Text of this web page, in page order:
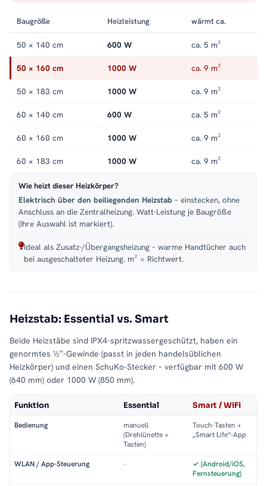
Baugröße Heizleistung wärmt ca.
50 × 140 cm 600 W ca. 5 m²
50 × 160 cm 1000 W ca. 9 m²
50 × 183 cm 1000 W ca. 9 m²
60 × 140 cm 600 W ca. 5 m²
60 × 160 cm 1000 W ca. 9 m²
60 × 183 cm 1000 W ca. 9 m²
Wie heizt dieser Heizkörper?
Elektrisch über den beiliegenden Heizstab – einstecken, ohne
Anschluss an die Zentralheizung. Watt-Leistung je Baugröße
(Ihre Auswahl ist markiert).
Ideal als Zusatz-/Übergangsheizung – warme Handtücher auch
bei ausgeschalteter Heizung. m² = Richtwert.
Heizstab: Essential vs. Smart
Beide Heizstäbe sind IPX4-spritzwassergeschützt, haben ein
genormtes ½″-Gewinde (passt in jeden handelsüblichen
Heizkörper) und einen SchuKo-Stecker – verfügbar mit 600 W
(640 mm) oder 1000 W (850 mm).
Funktion Essential Smart / WiFi
Bedienung
manuell
(Drehlünette +
Tasten)
Touch-Tasten +
„Smart Life“-App
WLAN / App-Steuerung –
✓ (Android/iOS,
Fernsteuerung)